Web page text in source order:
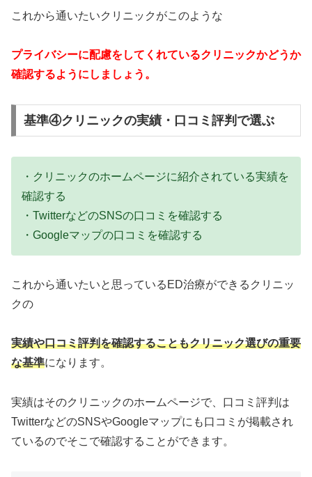
これから通いたいクリニックがこのような
プライバシーに配慮をしてくれているクリニックかどうか
確認するようにしましょう。
基準④クリニックの実績・口コミ評判で選ぶ
・クリニックのホームページに紹介されている実績を
確認する
・TwitterなどのSNSの口コミを確認する
・Googleマップの口コミを確認する
これから通いたいと思っているED治療ができるクリニッ
クの
実績や口コミ評判を確認することもクリニック選びの重要
な基準になります。
実績はそのクリニックのホームページで、口コミ評判は
TwitterなどのSNSやGoogleマップにも口コミが掲載され
ているのでそこで確認することができます。